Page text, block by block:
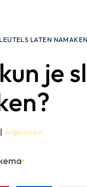
LATEN
je
| Algemeen
•